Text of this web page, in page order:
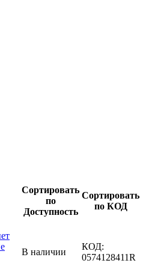
Сортировать
по
Доступность
Сортировать
по КОД
В наличии
КОД:
0574128411R